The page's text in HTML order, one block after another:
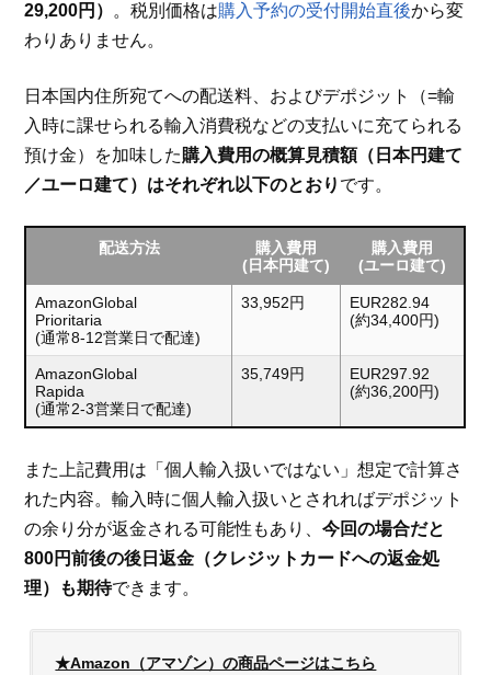
29,200円） 。税別価格は購入予約の受付開始直後から変
わりありません。
日本国内住所宛てへの配送料、およびデポジット（=輸
入時に課せられる輸入消費税などの支払いに充てられる
預け金）を加味した購入費用の概算見積額（日本円建て
／ユーロ建て）はそれぞれ以下のとおり です。
配送方法
購入費用
(日本円建て)
購入費用
(ユーロ建て)
AmazonGlobal
Prioritaria
(通常8-12営業日で配達)
33,952円
EUR282.94
(約34,400円)
AmazonGlobal
Rapida
(通常2-3営業日で配達)
35,749円
EUR297.92
(約36,200円)
また上記費用は「個人輸入扱いではない」想定で計算さ
れた内容。輸入時に個人輸入扱いとされればデポジット
の余り分が返金される可能性もあり、今回の場合だと
800円前後の後日返金（クレジットカードへの返金処
理）も期待できます。
★Amazon（アマゾン）の商品ページはこちら